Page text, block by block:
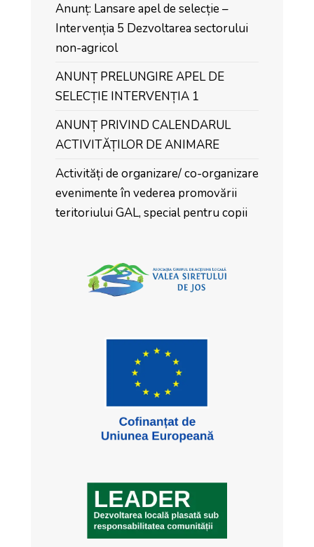
Anunț: Lansare apel de selecție –
Intervenția 5 Dezvoltarea sectorului
non-agricol
ANUNȚ PRELUNGIRE APEL DE
SELECȚIE INTERVENȚIA 1
ANUNȚ PRIVIND CALENDARUL
ACTIVITĂȚILOR DE ANIMARE
Activități de organizare/ co-organizare
evenimente în vederea promovării
teritoriului GAL, special pentru copii